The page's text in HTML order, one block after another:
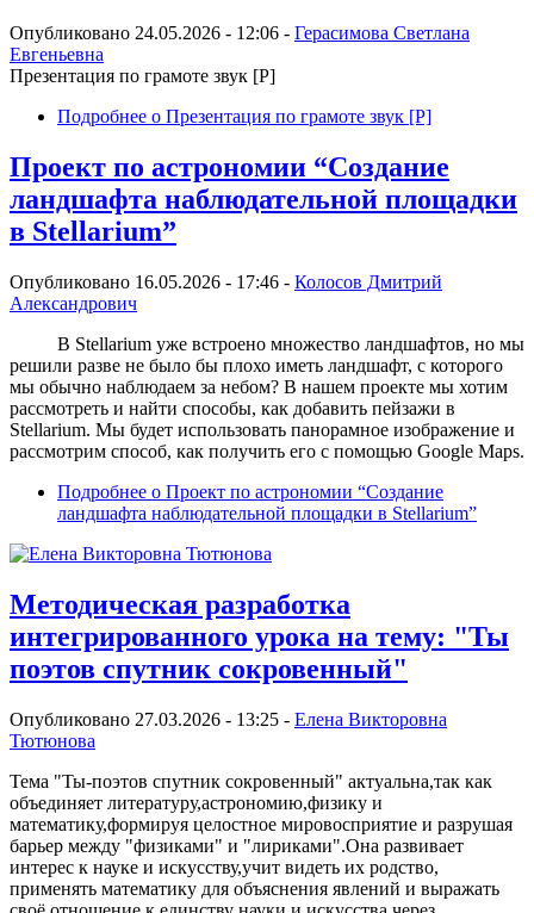
Опубликовано 24.05.2026 - 12:06 - Герасимова Светлана
Евгеньевна
Презентация по грамоте звук [Р]
Подробнее о Презентация по грамоте звук [Р]
Проект по астрономии “Создание
ландшафта наблюдательной площадки
в Stellarium”
Опубликовано 16.05.2026 - 17:46 - Колосов Дмитрий
Александрович
В Stellarium уже встроено множество ландшафтов, но мы
решили разве не было бы плохо иметь ландшафт, с которого
мы обычно наблюдаем за небом? В нашем проекте мы хотим
рассмотреть и найти способы, как добавить пейзажи в
Stellarium. Мы будет использовать панорамное изображение и
рассмотрим способ, как получить его с помощью Google Maps.
Подробнее о Проект по астрономии “Создание
ландшафта наблюдательной площадки в Stellarium”
Методическая разработка
интегрированного урока на тему: "Ты
поэтов спутник сокровенный"
Опубликовано 27.03.2026 - 13:25 - Елена Викторовна
Тютюнова
Тема "Ты-поэтов спутник сокровенный" актуальна,так как
объединяет литературу,астрономию,физику и
математику,формируя целостное мировосприятие и разрушая
барьер между "физиками" и "лириками".Она развивает
интерес к науке и искусству,учит видеть их родство,
применять математику для объяснения явлений и выражать